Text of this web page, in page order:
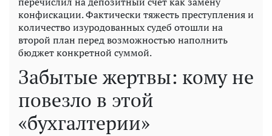
конфискации. Фактически тяжесть преступления и
количество изуродованных судеб отошли на
второй план перед возможностью наполнить
бюджет конкретной суммой.
Забытые жертвы: кому не
повезло в этой
«бухгалтерии»